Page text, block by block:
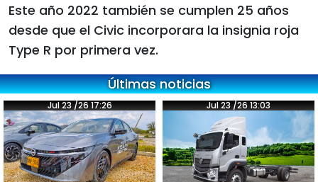
Este año 2022 también se cumplen 25 años
desde que el Civic incorporara la insignia roja
Type R por primera vez.
Últimas noticias
Jul 23 /26 17:26 Jul 23 /26 13:03